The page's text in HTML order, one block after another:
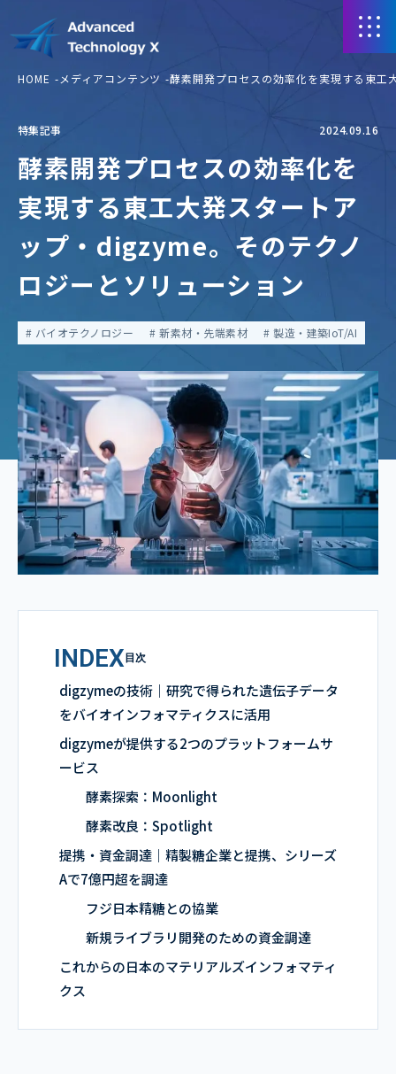
HOME メディアコンテンツ 酵素開発プロセスの効率化を実現する東
特集記事 2024.09.16
酵素開発プロセスの効率化を
実現する東工大発スタートア
ップ・digzyme。そのテクノ
ロジーとソリューション
バイオテクノロジー 新素材・先端素材 製造・建築IoT/AI
INDEX 目次
digzymeの技術｜研究で得られた遺伝子データ
をバイオインフォマティクスに活用
digzymeが提供する2つのプラットフォームサ
ービス
酵素探索：Moonlight
酵素改良：Spotlight
提携・資金調達｜精製糖企業と提携、シリーズ
Aで7億円超を調達
フジ日本精糖との協業
新規ライブラリ開発のための資金調達
これからの日本のマテリアルズインフォマティ
クス